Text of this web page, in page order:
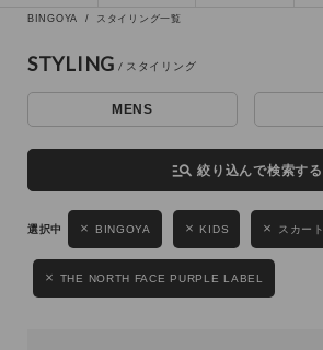
キーワード
性別
MENS LADIES
BINGOYA スタイリング一覧
STYLING
MENS
manage_search 絞り込んで検索する
BINGOYA KIDS スカート
THE NORTH FACE PURPLE LABEL